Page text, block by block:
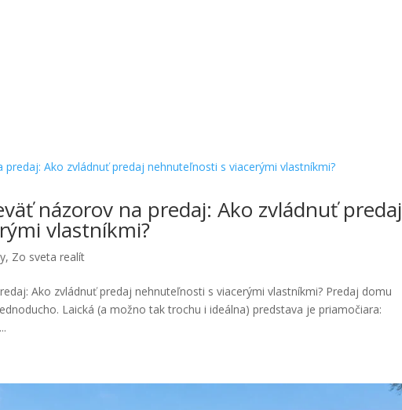
názorov na predaj: Ako zvládnuť predaj
vlastníkmi?
, Zo sveta realít
Ako zvládnuť predaj nehnuteľnosti s viacerými vlastníkmi? Predaj domu
Laická (a možno tak trochu i ideálna) predstava je priamočiara: